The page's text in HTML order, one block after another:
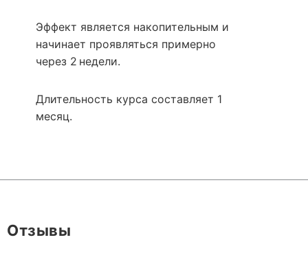
Эффект является накопительным и
начинает проявляться примерно
через 2 недели.
Длительность курса составляет 1
месяц.
Отзывы